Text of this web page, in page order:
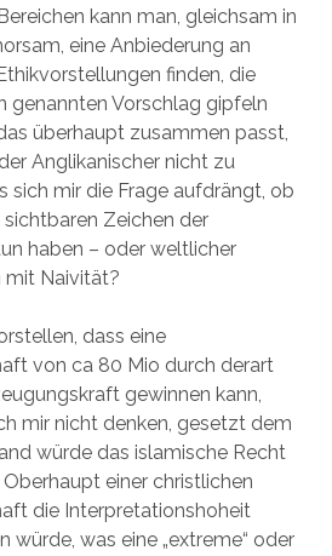
kann man, gleichsam in
eine Anbiederung an
finden, die
genannten Vorschlag gipfeln
überhaupt zusammen passt,
Anglikanischer nicht zu
sich mir die Frage aufdrängt, ob
Zeichen der
haben – oder weltlicher
mit Naivität?
dass eine
von ca 80 Mio durch derart
gewinnen kann,
mir nicht denken, gesetzt dem
würde das islamische Recht
einer christlichen
die Interpretationshoheit
würde, was eine „extreme“ oder